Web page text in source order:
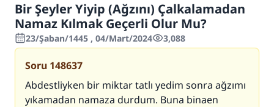
Bir Şeyler Yiyip (Ağzını) Çalkalamadan
Namaz Kılmak Geçerli Olur Mu?
23/Şaban/1445 , 04/Mart/2024 3,088
Soru 148637
Abdestliyken bir miktar tatlı yedim sonra ağzımı
yıkamadan namaza durdum. Buna binaen